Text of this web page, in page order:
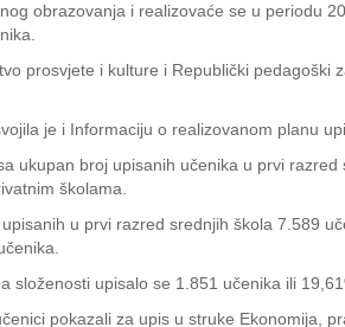
obrazovanja i realizovaće se u periodu
prosvjete i kulture i Republički
je i Informaciju o realizovanom planu
ukupan broj upisanih učenika u prvi
školama.
u prvi razred srednjih škola 7.589
složenosti upisalo se 1.851 učenika ili
pokazali za upis u struke Ekonomija,